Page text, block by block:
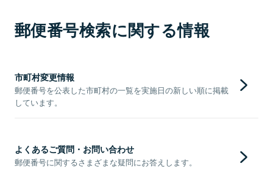
郵便番号検索に関する情報
市町村変更情報
郵便番号を公表した市町村の一覧を実施日の新しい順に掲載
しています。
よくあるご質問・お問い合わせ
郵便番号に関するさまざまな疑問にお答えします。